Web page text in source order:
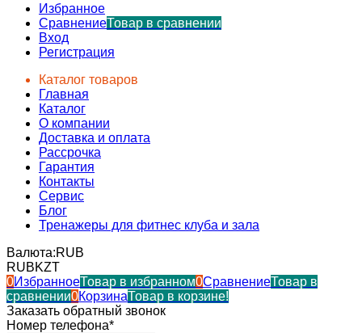
Избранное
СравнениеТовар в сравнении
Вход
Регистрация
Каталог товаров
Главная
Каталог
О компании
Доставка и оплата
Рассрочка
Гарантия
Контакты
Сервис
Блог
Тренажеры для фитнес клуба и зала
Валюта:RUB
RUBKZT
0ИзбранноеТовар в избранном0СравнениеТовар в
сравнении0КорзинаТовар в корзине!
Заказать обратный звонок
Номер телефона*